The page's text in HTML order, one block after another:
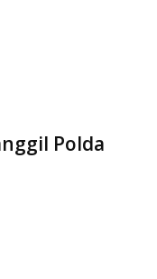
Polda